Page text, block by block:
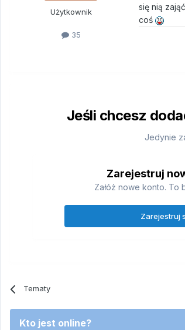
Użytkownik
35
się nią
coś
Jeśli chcesz
Jedynie
Zarejestruj
Załóż nowe konto. To
Zarejestruj
Tematy
Kto jest online?